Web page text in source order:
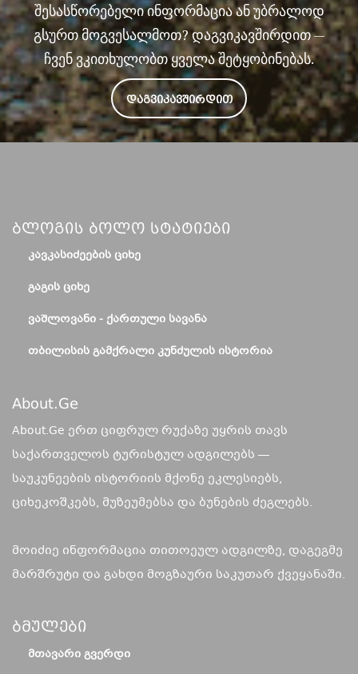
შესასწორებელი ინფორმაცია ან უბრალოდ
გსურთ მოგვესალმოთ? დაგვიკავშირდით —
ჩვენ ვკითხულობთ ყველა შეტყობინებას.
ᲓᲐᲒᲕᲘᲙᲐᲕᲨᲘᲠᲓᲘᲗ
Ბლოგის Ბოლო Სტატიები
ᲙᲐᲕᲙᲐᲡᲘᲫᲔᲔᲑᲘᲡ ᲪᲘᲮᲔ
ᲒᲐᲒᲘᲡ ᲪᲘᲮᲔ
ᲕᲐᲨᲚᲝᲕᲐᲜᲘ - ᲥᲐᲠᲗᲣᲚᲘ ᲡᲐᲕᲐᲜᲐ
ᲗᲑᲘᲚᲘᲡᲘᲡ ᲒᲐᲛᲥᲠᲐᲚᲘ ᲙᲣᲜᲫᲣᲚᲘᲡ ᲘᲡᲢᲝᲠᲘᲐ
About.ge
About.Ge ერთ ციფრულ რუქაზე უყრის თავს
საქართველოს ტურისტულ ადგილებს —
საუკუნეების ისტორიის მქონე ეკლესიებს,
ციხეკოშკებს, მუზეუმებსა და ბუნების ძეგლებს.
მოიძიე ინფორმაცია თითოეულ ადგილზე, დაგეგმე
მარშრუტი და გახდი მოგზაური საკუთარ ქვეყანაში.
Ბმულები
ᲛᲗᲐᲕᲐᲠᲘ ᲒᲕᲔᲠᲓᲘ